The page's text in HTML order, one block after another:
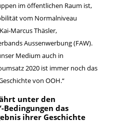
im öffentlichen Raum ist,
vom Normalniveau
Marcus Thäsler,
Aussenwerbung (FAW).
Medium auch in
2020 ist immer noch das
von OOH.“
unter den
Bedingungen das
ihrer Geschichte